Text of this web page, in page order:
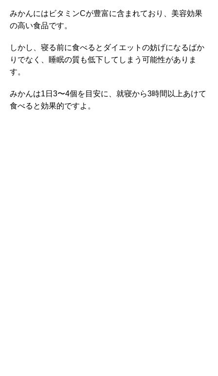
みかんにはビタミンCが豊富に含まれており、美容効果
の高い食品です。
しかし、寝る前に食べるとダイエットの妨げになるばか
りでなく、睡眠の質も低下してしまう可能性がありま
す。
みかんは1日3〜4個を目安に、就寝から3時間以上あけて
食べると効果的ですよ。